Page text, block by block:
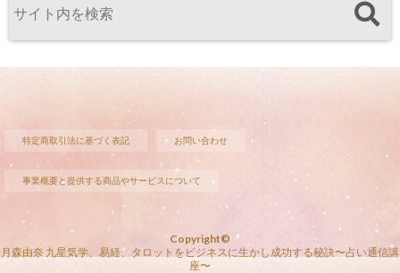
特定商取引法に基づく表記 お問い合わせ
事業概要と提供する商品やサービスについて
Copyright©
月森由奈 九星気学、易経、タロットをビジネスに生かし成功する秘訣〜占い通信講
座〜